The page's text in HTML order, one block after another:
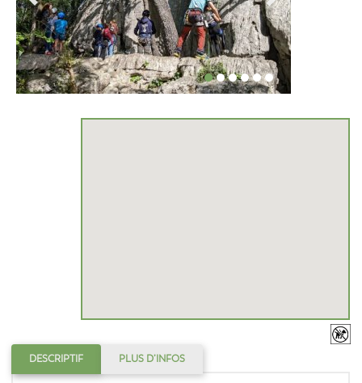
DESCRIPTIF PLUS D’INFOS